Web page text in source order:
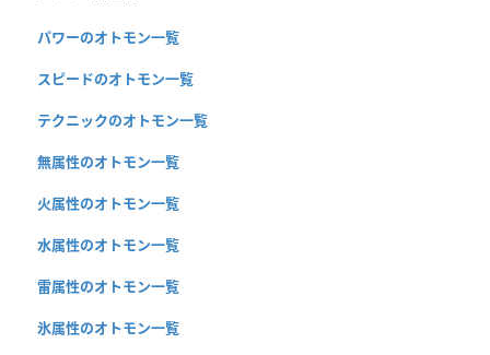
パワーのオトモン一覧
スピードのオトモン一覧
テクニックのオトモン一覧
無属性のオトモン一覧
火属性のオトモン一覧
水属性のオトモン一覧
雷属性のオトモン一覧
氷属性のオトモン一覧